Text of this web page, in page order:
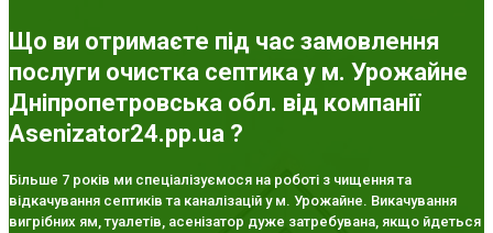
Що ви отримаєте під час замовлення
послуги очистка септика у м. Урожайне
Дніпропетровська обл. від компанії
Asenizator24.pp.ua ?
Більше 7 років ми спеціалізуємося на роботі з чищення та
відкачування септиків та каналізацій у м. Урожайне. Викачування
вигрібних ям, туалетів, асенізатор дуже затребувана, якщо йдеться